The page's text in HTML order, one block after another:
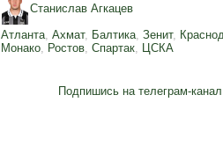
Станислав Агкацев
Атланта, Ахмат, Балтика, Зенит,
Монако, Ростов, Спартак, ЦСКА
Подпишись на телеграм-